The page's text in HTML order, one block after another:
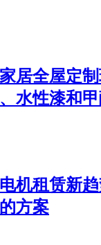
居全屋定制
水性漆和
机租赁新
方案